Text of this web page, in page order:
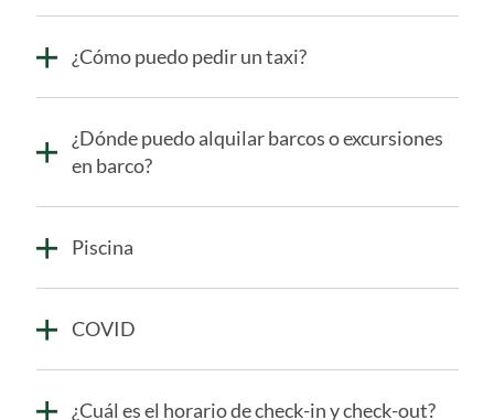
¿Cómo puedo pedir un taxi?
¿Dónde puedo alquilar barcos o excursiones
en barco?
Piscina
COVID
¿Cuál es el horario de check-in y check-out?